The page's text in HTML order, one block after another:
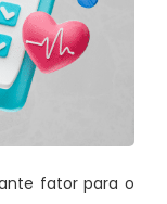
fator para o